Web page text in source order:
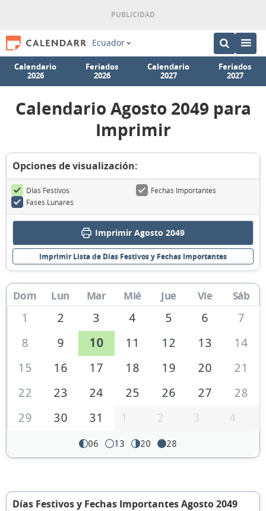
Ecuador
Calendario
2026
Feriados
2026
Calendario
2027
Feriados
2027
Calendario Agosto 2049 para
Imprimir
Opciones de visualización:
Días Festivos
Fechas Importantes
Fases Lunares
Imprimir Agosto 2049
Imprimir Lista de Días Festivos y Fechas Importantes
Dom Lun Mar Mié Jue Vie Sáb
1 2 3 4 5 6
7
8
9 10 11 12 13
14
15
16 17 18 19 20
21
22
23 24 25 26 27
28
29
30 31 1 2 3 4
06 13 20 28
Días Festivos y Fechas Importantes Agosto 2049